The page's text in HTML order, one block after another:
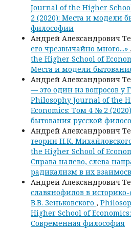
Journal of the Higher
2 (2020): Места и модели
философии
Андрей Александрович
его чрезвычайно много...» ,
the Higher School of
Места и модели
Андрей Александрович
— это один из вопросов у
Philosophy Journal of the
Economics: Том 4 № 2
бытования русской
Андрей Александрович
теории Н.К.
the Higher School of
Справа налево, слева
радикализм в их
Андрей Александрович
славянофилов в
В.В. Зеньковского ,
Higher School of
Современная философия